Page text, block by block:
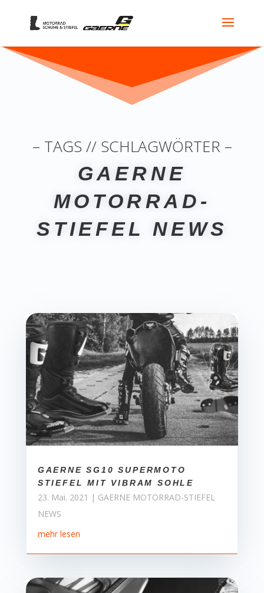
– TAGS // SCHLAGWÖRTER –
GAERNE
MOTORRAD-
STIEFEL NEWS
GAERNE SG10 SUPERMOTO
STIEFEL MIT VIBRAM SOHLE
23. Mai. 2021 | GAERNE MOTORRAD-STIEFEL
NEWS
mehr lesen